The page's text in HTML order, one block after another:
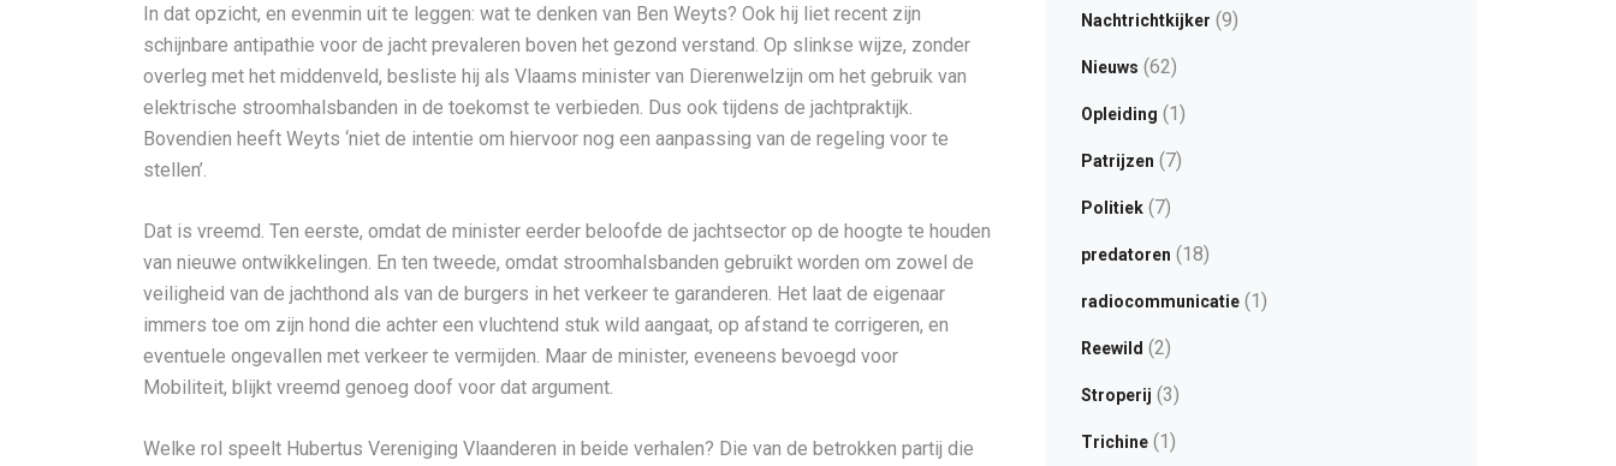
In dat opzicht, en evenmin uit te leggen: wat te denken van Ben Weyts? Ook hij liet recent zijn
schijnbare antipathie voor de jacht prevaleren boven het gezond verstand. Op slinkse wijze, zonder
overleg met het middenveld, besliste hij als Vlaams minister van Dierenwelzijn om het gebruik van
elektrische stroomhalsbanden in de toekomst te verbieden. Dus ook tijdens de jachtpraktijk.
Bovendien heeft Weyts ‘niet de intentie om hiervoor nog een aanpassing van de regeling voor te
stellen’.
Dat is vreemd. Ten eerste, omdat de minister eerder beloofde de jachtsector op de hoogte te houden
van nieuwe ontwikkelingen. En ten tweede, omdat stroomhalsbanden gebruikt worden om zowel de
veiligheid van de jachthond als van de burgers in het verkeer te garanderen. Het laat de eigenaar
immers toe om zijn hond die achter een vluchtend stuk wild aangaat, op afstand te corrigeren, en
eventuele ongevallen met verkeer te vermijden. Maar de minister, eveneens bevoegd voor
Mobiliteit, blijkt vreemd genoeg doof voor dat argument.
Welke rol speelt Hubertus Vereniging Vlaanderen in beide verhalen? Die van de betrokken partij die
Nachtrichtkijker (9)
Nieuws (62)
Opleiding (1)
Patrijzen (7)
Politiek(7)
predatoren (18)
radiocommunicatie(1)
Reewild (2)
Stroperij (3)
Trichine(1)